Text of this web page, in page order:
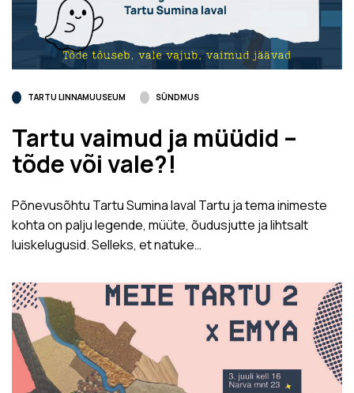
TARTU LINNAMUUSEUM SÜNDMUS
Tartu vaimud ja müüdid –
tõde või vale?!
Põnevusõhtu Tartu Sumina laval Tartu ja tema inimeste
kohta on palju legende, müüte, õudusjutte ja lihtsalt
luiskelugusid. Selleks, et natuke…